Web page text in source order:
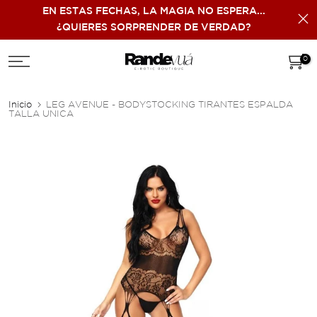
EN ESTAS FECHAS, LA MAGIA NO ESPERA...
¿QUIERES SORPRENDER DE VERDAD?
0
Inicio
LEG AVENUE - BODYSTOCKING TIRANTES ESPALDA
TALLA UNICA